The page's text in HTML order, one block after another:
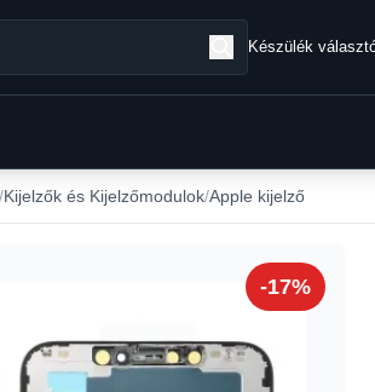
Készülék
Kijelzők és Kijelzőmodulok Apple kijelző
-17%